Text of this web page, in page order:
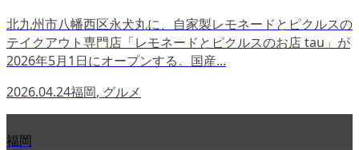
北九州市八幡西区永犬丸に、自家製レモネードとピクルスの
テイクアウト専門店「レモネードとピクルスのお店 tau」が
2026年5月1日にオープンする。国産...
2026.04.24福岡, グルメ
福岡